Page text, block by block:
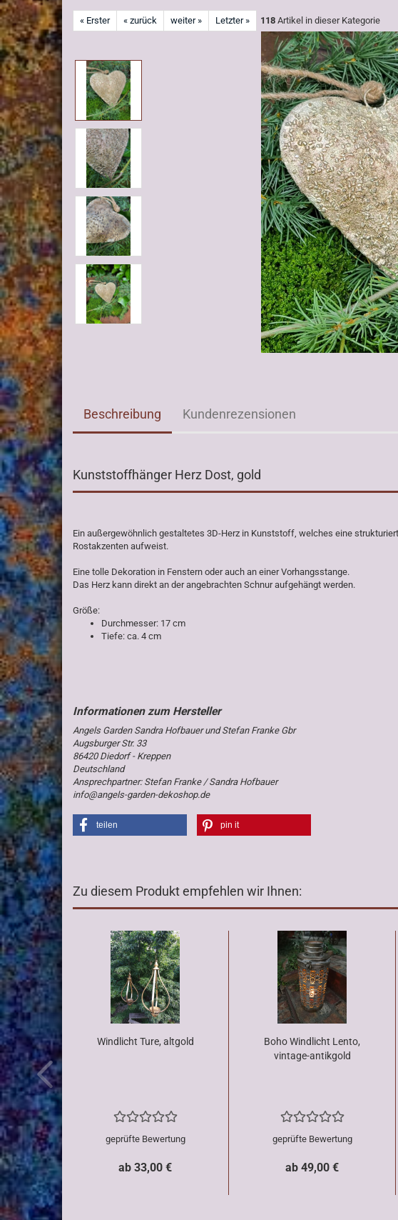
« Erster « zurück weiter » Letzter » 118 Artikel in dieser Kategorie
Beschreibung Kundenrezensionen
Kunststoffhänger Herz Dost, gold
Ein außergewöhnlich gestaltetes 3D-Herz in Kunststoff, welches eine
Rostakzenten aufweist.
Eine tolle Dekoration in Fenstern oder auch an einer Vorhangsstange.
Das Herz kann direkt an der angebrachten Schnur aufgehängt werden.
Größe:
Durchmesser: 17 cm
Tiefe: ca. 4 cm
Angels Garden Sandra Hofbauer und Stefan Franke Gbr
Augsburger Str. 33
86420 Diedorf - Kreppen
Deutschland
Ansprechpartner: Stefan Franke / Sandra Hofbauer
info@angels-garden-dekoshop.de
teilen pin it
Zu diesem Produkt empfehlen wir Ihnen:
Windlicht Ture, altgold
geprüfte Bewertung
ab 33,00 €
Boho Windlicht Lento,
vintage-antikgold
geprüfte Bewertung
ab 49,00 €